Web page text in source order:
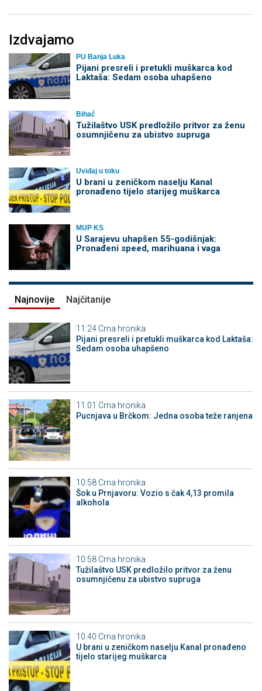
Izdvajamo
PU Banja Luka
Pijani presreli i pretukli muškarca kod
Laktaša: Sedam osoba uhapšeno
Bihać
Tužilaštvo USK predložilo pritvor za ženu
osumnjičenu za ubistvo supruga
Uviđaj u toku
U brani u zeničkom naselju Kanal
pronađeno tijelo starijeg muškarca
MUP KS
U Sarajevu uhapšen 55-godišnjak:
Pronađeni speed, marihuana i vaga
Najnovije Najčitanije
11:24 Crna hronika
Pijani presreli i pretukli muškarca kod Laktaša:
Sedam osoba uhapšeno
11:01 Crna hronika
Pucnjava u Brčkom: Jedna osoba teže ranjena
10:58 Crna hronika
Šok u Prnjavoru: Vozio s čak 4,13 promila
alkohola
10:58 Crna hronika
Tužilaštvo USK predložilo pritvor za ženu
osumnjičenu za ubistvo supruga
10:40 Crna hronika
U brani u zeničkom naselju Kanal pronađeno
tijelo starijeg muškarca